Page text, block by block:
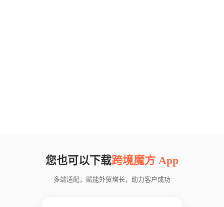
您也可以下载跨境魔方 App
多端适配，赋能外贸增长，助力客户成功